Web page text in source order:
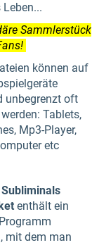
Sammlerstück
können auf
unbegrenzt oft
Tablets,
Mp3-Player,
etc
enthält ein
mit dem man